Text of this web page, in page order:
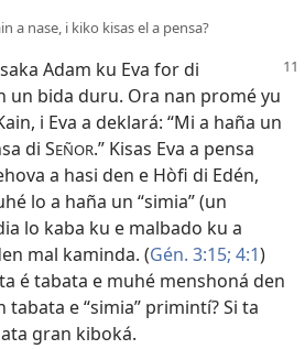
a nase, i kiko kisas el a pensa?
Adam ku Eva for di
un bida duru. Ora nan promé yu
i Eva a deklará: “Mi a haña un
di SEÑOR.” Kisas Eva a pensa
a hasi den e Hòfi di Edén,
lo a haña un “simia” (un
lo kaba ku e malbado ku a
mal kaminda. (Gén. 3:15; 4:1)
é tabata e muhé menshoná den
tabata e “simia” primintí? Si ta
gran kiboká.